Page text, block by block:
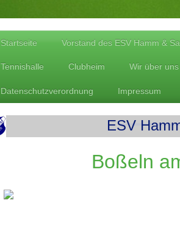
Startseite Vorstand des ESV Hamm &
Tennishalle Clubheim Wir über uns
Datenschutzverordnung Impressum
ESV
Boßeln am